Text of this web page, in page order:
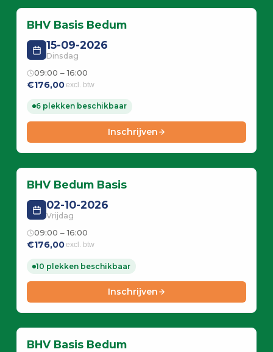
BHV Basis Bedum
15-09-2026
Dinsdag
09:00 – 16:00
€176,00excl. btw
6 plekken beschikbaar
Inschrijven
BHV Bedum Basis
02-10-2026
Vrijdag
09:00 – 16:00
€176,00excl. btw
10 plekken beschikbaar
Inschrijven
BHV Basis Bedum